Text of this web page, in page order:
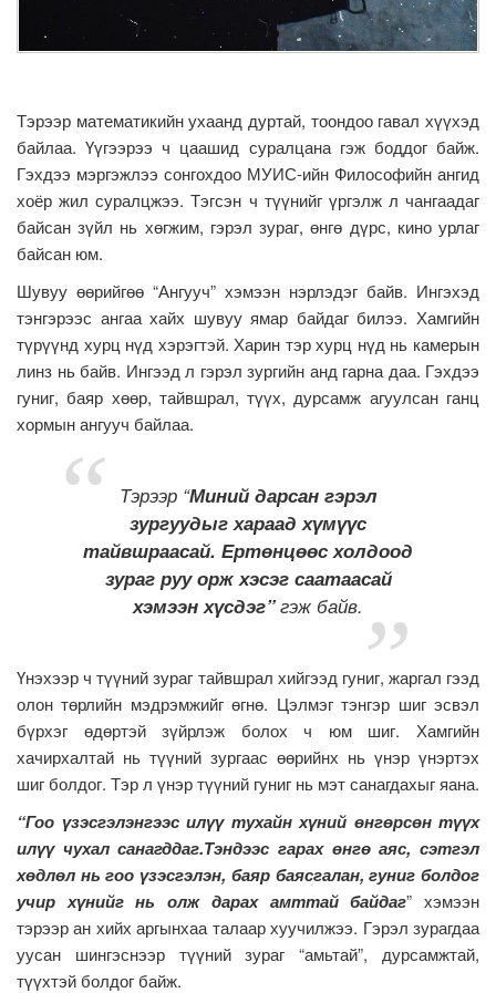
Тэрээр математикийн ухаанд дуртай, тоондоо гавал хүүхэд
байлаа. Үүгээрээ ч цаашид суралцана гэж боддог байж.
Гэхдээ мэргэжлээ сонгохдоо МУИС-ийн Философийн ангид
хоёр жил суралцжээ. Тэгсэн ч түүнийг үргэлж л чангаадаг
байсан зүйл нь хөгжим, гэрэл зураг, өнгө дүрс, кино урлаг
байсан юм.
Шувуу өөрийгөө “Ангууч” хэмээн нэрлэдэг байв. Ингэхэд
тэнгэрээс ангаа хайх шувуу ямар байдаг билээ. Хамгийн
түрүүнд хурц нүд хэрэгтэй. Харин тэр хурц нүд нь камерын
линз нь байв. Ингээд л гэрэл зургийн анд гарна даа. Гэхдээ
гуниг, баяр хөөр, тайвшрал, түүх, дурсамж агуулсан ганц
хормын ангууч байлаа.
Тэрээр “Миний дарсан гэрэл
зургуудыг хараад хүмүүс
тайвшраасай. Ертөнцөөс холдоод
зураг руу орж хэсэг саатаасай
хэмээн хүсдэг” гэж байв.
Үнэхээр ч түүний зураг тайвшрал хийгээд гуниг, жаргал гээд
олон төрлийн мэдрэмжийг өгнө. Цэлмэг тэнгэр шиг эсвэл
бүрхэг өдөртэй зүйрлэж болох ч юм шиг. Хамгийн
хачирхалтай нь түүний зургаас өөрийнх нь үнэр үнэртэх
шиг болдог. Тэр л үнэр түүний гуниг нь мэт санагдахыг яана.
“Гоо үзэсгэлэнгээс илүү тухайн хүний өнгөрсөн түүх
илүү чухал санагддаг.Тэндээс гарах өнгө аяс, сэтгэл
хөдлөл нь гоо үзэсгэлэн, баяр баясгалан, гуниг болдог
учир хүнийг нь олж дарах амттай байдаг” хэмээн
тэрээр ан хийх аргынхаа талаар хуучилжээ. Гэрэл зурагдаа
уусан шингэснээр түүний зураг “амьтай”, дурсамжтай,
түүхтэй болдог байж.